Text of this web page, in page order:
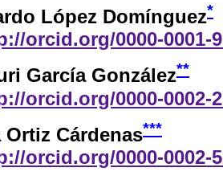
López Domínguez*
orcid.org/0000-0001-
García González**
orcid.org/0000-0002-
Ortiz Cárdenas***
orcid.org/0000-0002-